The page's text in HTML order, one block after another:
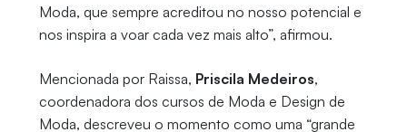
Moda, que sempre acreditou no nosso potencial e
nos inspira a voar cada vez mais alto”, afirmou.
Mencionada por Raissa, Priscila Medeiros,
coordenadora dos cursos de Moda e Design de
Moda, descreveu o momento como uma “grande